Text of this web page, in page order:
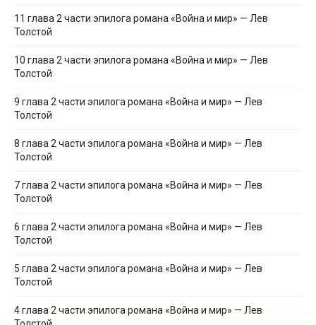
11 глава 2 части эпилога романа «Война и мир» — Лев
Толстой
10 глава 2 части эпилога романа «Война и мир» — Лев
Толстой
9 глава 2 части эпилога романа «Война и мир» — Лев
Толстой
8 глава 2 части эпилога романа «Война и мир» — Лев
Толстой
7 глава 2 части эпилога романа «Война и мир» — Лев
Толстой
6 глава 2 части эпилога романа «Война и мир» — Лев
Толстой
5 глава 2 части эпилога романа «Война и мир» — Лев
Толстой
4 глава 2 части эпилога романа «Война и мир» — Лев